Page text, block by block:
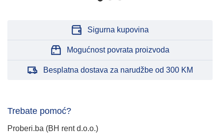
Sigurna kupovina
Mogućnost povrata proizvoda
Besplatna dostava za narudžbe od 300 KM
Trebate pomoć?
Proberi.ba (BH rent d.o.o.)